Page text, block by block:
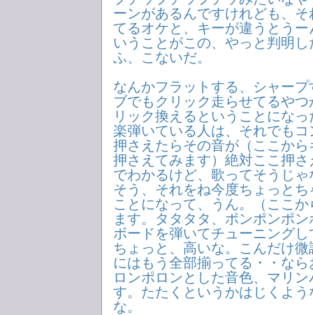
ーンがあるんですけれども、
てるオケと、キーが違うとう
いうことがこの、やっと判明
ふ、こないだ。
なんかフラットする、シャー
ブでもクリック走らせてるや
リック換えるということにな
楽弾いている人は、それでも
押さえたらその音が（ここか
押さえてみます）絶対ここ押
でわかるけど、歌ってそうじ
そう、それをね今度ちょっと
ことになって、うん。（ここ
ます。タタタタ、ポンポンポ
ボードを弾いてチューニング
ちょっと、高いな。こんだけ
にはもう全部揃ってる・・な
ロンポロンとした音色、マリ
す。たたくというかはじくよ
な。